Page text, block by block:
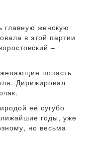
главную женскую
в этой партии
–
желающие попасть
Дирижировал
её сугубо
годы, уже
но весьма